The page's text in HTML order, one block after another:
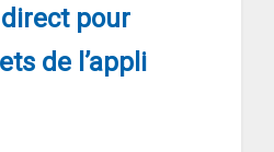
pour
de l’appli